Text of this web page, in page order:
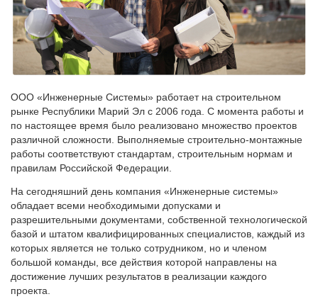
ООО «Инженерные Системы» работает на строительном
рынке Республики Марий Эл с 2006 года. С момента работы и
по настоящее время было реализовано множество проектов
различной сложности. Выполняемые строительно-монтажные
работы соответствуют стандартам, строительным нормам и
правилам Российской Федерации.
На сегодняшний день компания «Инженерные системы»
обладает всеми необходимыми допусками и
разрешительными документами, собственной технологической
базой и штатом квалифицированных специалистов, каждый из
которых является не только сотрудником, но и членом
большой команды, все действия которой направлены на
достижение лучших результатов в реализации каждого
проекта.